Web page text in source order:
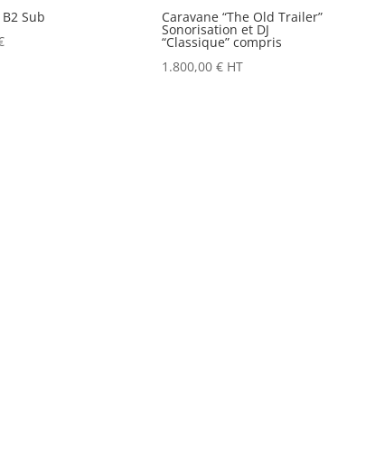
Sub
Caravane “The Old Trailer”
Sonorisation et DJ
“Classique” compris
1.800,00 € HT